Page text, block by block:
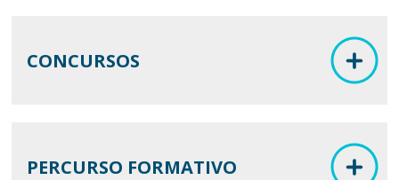
CONCURSOS
PERCURSO FORMATIVO